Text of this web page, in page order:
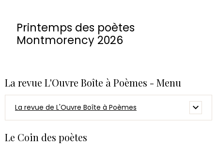
Printemps des poètes
Montmorency 2026
La revue L'Ouvre Boîte à Poèmes - Menu
La revue de L'Ouvre Boîte à Poèmes
Le Coin des poètes